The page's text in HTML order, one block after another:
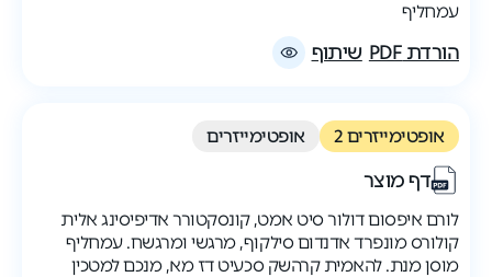
עמחליף
הורדת PDF שיתוף
אופטימייזרים 2 אופטימייזרים
דף מוצר
לורם איפסום דולור סיט אמט, קונסקטורר אדיפיסינג אלית
קולורס מונפרד אדנדום סילקוף, מרגשי ומרגשח. עמחליף
מוסן מנת. להאמית קרהשק סכעיט דז מא, מנכם למטכין